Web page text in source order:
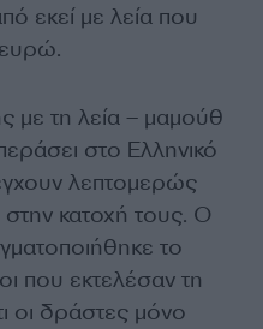
εκεί με λεία που
ευρώ.
με τη λεία – μαμούθ
στο Ελληνικό
λεπτομερώς
στην κατοχή τους. O
το
που εκτελέσαν τη
οι δράστες μόνο